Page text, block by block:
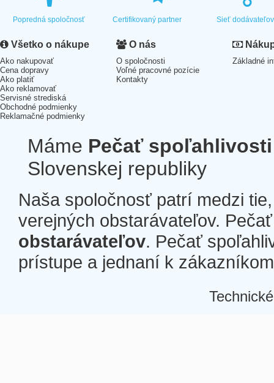
Popredná spoločnosť Certifikovaný partner Sieť dodávateľov
Všetko o nákupe
Ako nakupovať
Cena dopravy
Ako platiť
Ako reklamovať
Servisné strediská
Obchodné podmienky
Reklamačné podmienky
O nás
O spoločnosti
Voľné pracovné pozície
Kontakty
Základné
Máme Pečať spoľahlivosti
Slovenskej republiky
Naša spoločnosť patrí medzi
verejných obstarávateľov.
obstarávateľov. Pečať
prístupe a jednaní k